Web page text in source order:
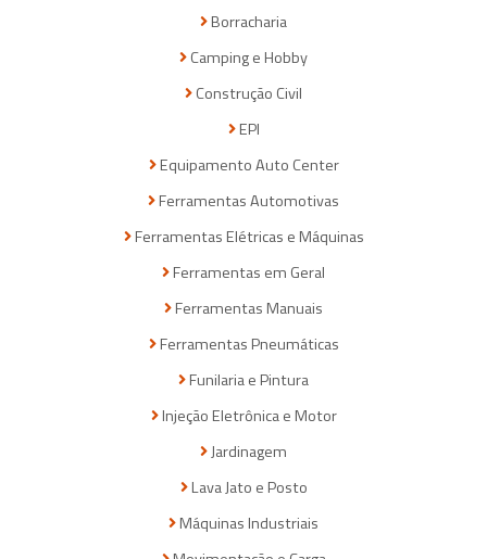
Borracharia
Camping e Hobby
Construção Civil
EPI
Equipamento Auto Center
Ferramentas Automotivas
Ferramentas Elétricas e Máquinas
Ferramentas em Geral
Ferramentas Manuais
Ferramentas Pneumáticas
Funilaria e Pintura
Injeção Eletrônica e Motor
Jardinagem
Lava Jato e Posto
Máquinas Industriais